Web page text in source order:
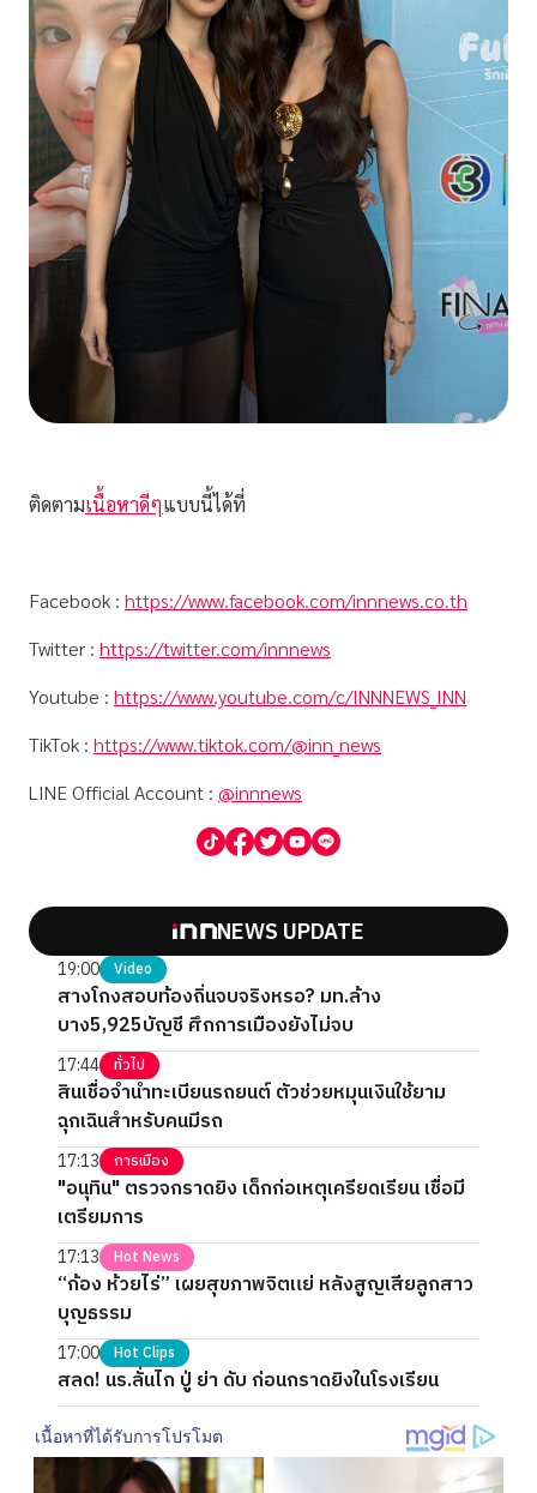
ติดตามเนื้อหาดีๆแบบนี้ได้ที่
Facebook : https://www.facebook.com/innnews.co.th
Twitter : https://twitter.com/innnews
Youtube : https://www.youtube.com/c/INNNEWS_INN
TikTok : https://www.tiktok.com/@inn_news
LINE Official Account : @innnews
NEWS UPDATE
19:00 Video
สางโกงสอบท้องถิ่นจบจริงหรอ? มท.ล้าง
บาง5,925บัญชี ศึกการเมืองยังไม่จบ
17:44 ทั่วไป
สินเชื่อจำนำทะเบียนรถยนต์ ตัวช่วยหมุนเงินใช้ยาม
ฉุกเฉินสำหรับคนมีรถ
17:13 การเมือง
"อนุทิน" ตรวจกราดยิง เด็กก่อเหตุเครียดเรียน เชื่อมี
เตรียมการ
17:13 Hot News
“ก้อง ห้วยไร่” เผยสุขภาพจิตแย่ หลังสูญเสียลูกสาว
บุญธรรม
17:00 Hot Clips
สลด! นร.ลั่นไก ปู่ ย่า ดับ ก่อนกราดยิงในโรงเรียน